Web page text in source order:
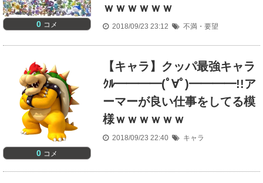
0 コメ
ｗｗｗｗｗｗ
2018/09/23 23:12 不満・要望
0 コメ
【キャラ】クッパ最強キャラ
ｸﾙ━━━━(ﾟ∀ﾟ)━━━━!!ア
ーマーが良い仕事をしてる模
様ｗｗｗｗｗｗ
2018/09/23 22:40 キャラ